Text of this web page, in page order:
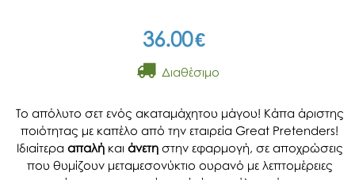
36.00€
Διαθέσιμο
Το απόλυτο σετ ενός ακαταμάχητου μάγου! Kάπα άριστης
ποιότητας με καπέλο από την εταιρεία Great Pretenders!
Ιδιαίτερα απαλήκαι άνετηστην εφαρμογή, σε αποχρώσεις
που θυμίζουν μεταμεσονύκτιο ουρανό με λεπτομέρειες